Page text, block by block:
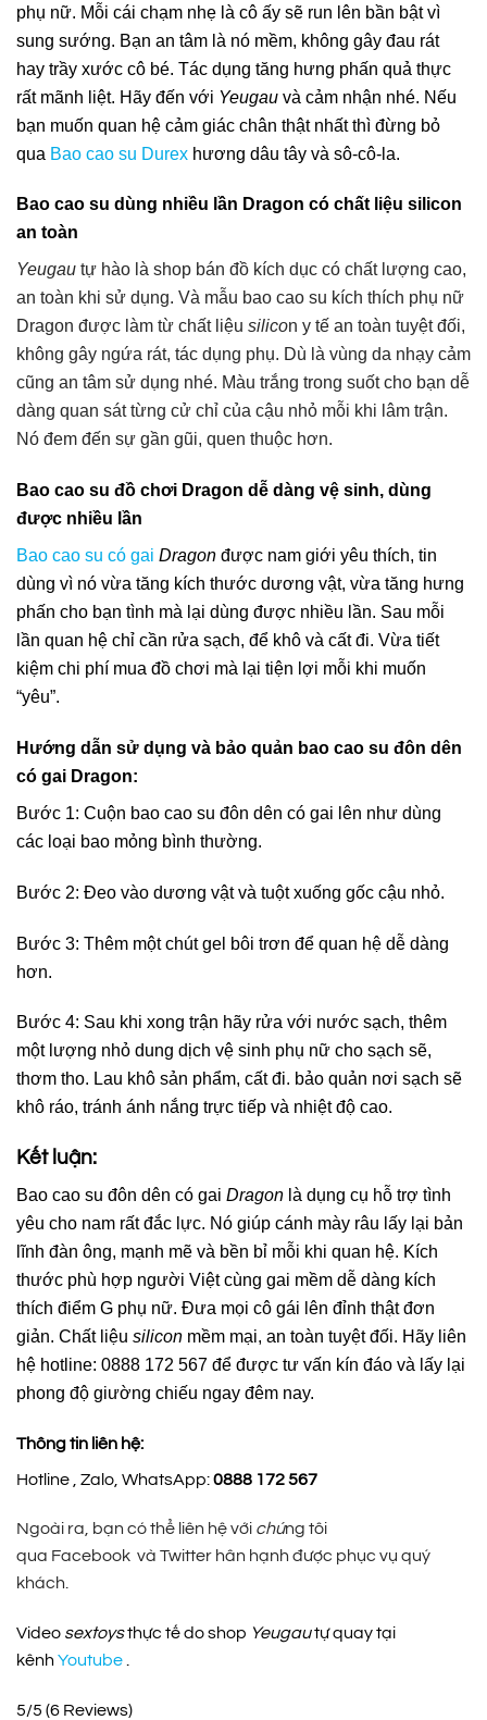
phụ nữ. Mỗi cái chạm nhẹ là cô ấy sẽ run lên bần bật vì
sung sướng. Bạn an tâm là nó mềm, không gây đau rát
hay trầy xước cô bé. Tác dụng tăng hưng phấn quả thực
rất mãnh liệt. Hãy đến với Yeugau và cảm nhận nhé. Nếu
bạn muốn quan hệ cảm giác chân thật nhất thì đừng bỏ
qua Bao cao su Durex hương dâu tây và sô-cô-la.
Bao cao su dùng nhiều lần Dragon có chất liệu silicon
an toàn
Yeugau tự hào là shop bán đồ kích dục có chất lượng cao,
an toàn khi sử dụng. Và mẫu bao cao su kích thích phụ nữ
Dragon được làm từ chất liệu silicon y tế an toàn tuyệt đối,
không gây ngứa rát, tác dụng phụ. Dù là vùng da nhạy cảm
cũng an tâm sử dụng nhé. Màu trắng trong suốt cho bạn dễ
dàng quan sát từng cử chỉ của cậu nhỏ mỗi khi lâm trận.
Nó đem đến sự gần gũi, quen thuộc hơn.
Bao cao su đồ chơi Dragon dễ dàng vệ sinh, dùng
được nhiều lần
Bao cao su có gai Dragon được nam giới yêu thích, tin
dùng vì nó vừa tăng kích thước dương vật, vừa tăng hưng
phấn cho bạn tình mà lại dùng được nhiều lần. Sau mỗi
lần quan hệ chỉ cần rửa sạch, để khô và cất đi. Vừa tiết
kiệm chi phí mua đồ chơi mà lại tiện lợi mỗi khi muốn
“yêu”.
Hướng dẫn sử dụng và bảo quản bao cao su đôn dên
có gai Dragon:
Bước 1: Cuộn bao cao su đôn dên có gai lên như dùng
các loại bao mỏng bình thường.
Bước 2: Đeo vào dương vật và tuột xuống gốc cậu nhỏ.
Bước 3: Thêm một chút gel bôi trơn để quan hệ dễ dàng
hơn.
Bước 4: Sau khi xong trận hãy rửa với nước sạch, thêm
một lượng nhỏ dung dịch vệ sinh phụ nữ cho sạch sẽ,
thơm tho. Lau khô sản phẩm, cất đi. bảo quản nơi sạch sẽ
khô ráo, tránh ánh nắng trực tiếp và nhiệt độ cao.
Kết luận:
Bao cao su đôn dên có gai Dragon là dụng cụ hỗ trợ tình
yêu cho nam rất đắc lực. Nó giúp cánh mày râu lấy lại bản
lĩnh đàn ông, mạnh mẽ và bền bỉ mỗi khi quan hệ. Kích
thước phù hợp người Việt cùng gai mềm dễ dàng kích
thích điểm G phụ nữ. Đưa mọi cô gái lên đỉnh thật đơn
giản. Chất liệu silicon mềm mại, an toàn tuyệt đối. Hãy liên
hệ hotline: 0888 172 567 để được tư vấn kín đáo và lấy lại
phong độ giường chiếu ngay đêm nay.
Thông tin liên hệ:
Hotline , Zalo, WhatsApp:0888 172 567
Ngoài ra, bạn có thể liên hệ với chúng tôi
qua Facebook và Twitter hân hạnh được phục vụ quý
khách.
Video sextoysthực tế do shop Yeugautự quay tại
kênhYoutube
5/5 (6 Reviews)